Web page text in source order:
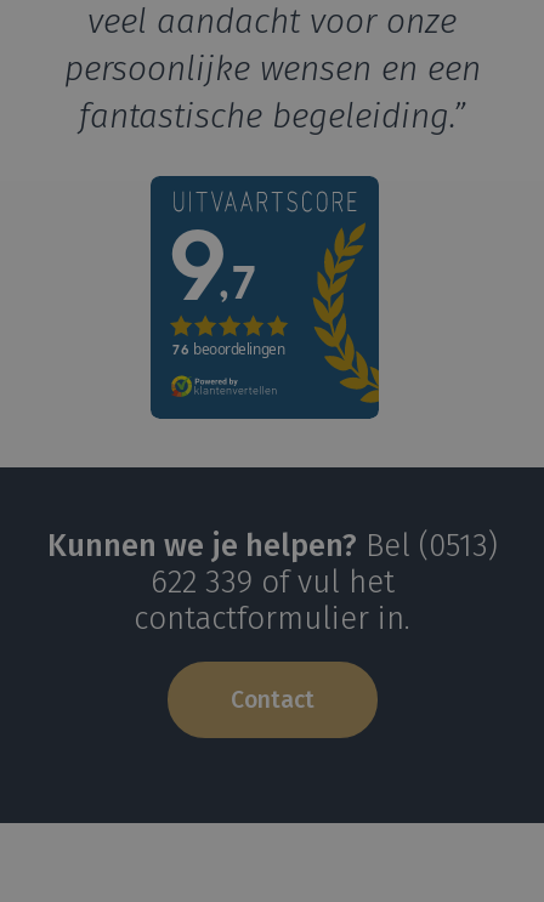
veel aandacht voor onze
persoonlijke wensen en een
fantastische begeleiding.”
Kunnen we je helpen? Bel (0513)
622 339 of vul het
contactformulier in.
Contact